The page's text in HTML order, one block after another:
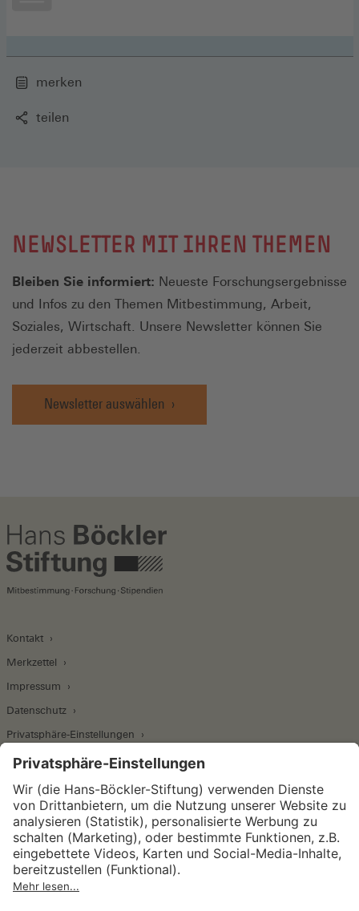
einem
merken
teilen
NEWSLETTER MIT IHREN THEMEN
Bleiben Sie informiert: Neueste Forschungsergebnisse
und Infos zu den Themen Mitbestimmung, Arbeit,
Soziales, Wirtschaft. Unsere Newsletter können Sie
jederzeit abbestellen.
Newsletter auswählen
Kontakt
Merkzettel
Impressum
Datenschutz
Privatsphäre-Einstellungen
Wirtschafts- und Sozialwissenschaftliches Institut
Institut für Makroökonomie und
Konjunkturforschung